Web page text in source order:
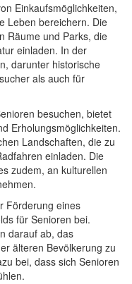
Einkaufsmöglichkeiten,
Leben bereichern. Die
Räume und Parks, die
einladen. In der
darunter historische
als auch für
besuchen, bietet
Erholungsmöglichkeiten.
Landschaften, die zu
einladen. Die
zudem, an kulturellen
Förderung eines
für Senioren bei.
darauf ab, das
älteren Bevölkerung zu
bei, dass sich Senioren